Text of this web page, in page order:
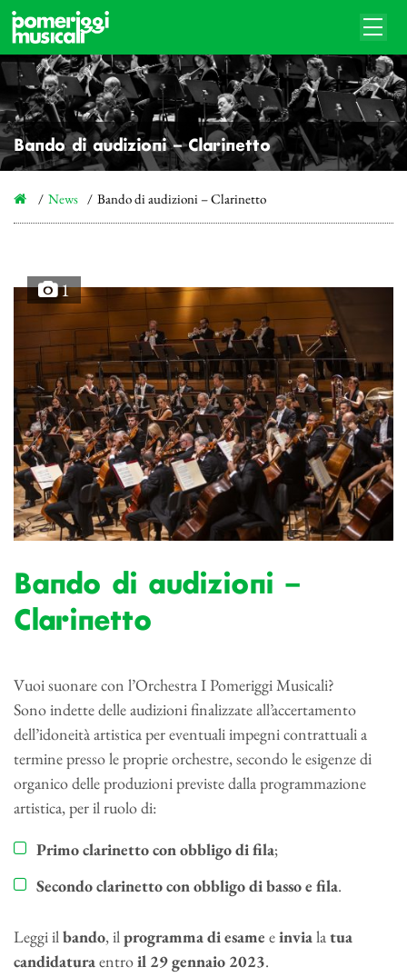
Bando di audizioni – Clarinetto
News Bando di audizioni – Clarinetto
1
Bando di audizioni –
Clarinetto
Vuoi suonare con l’Orchestra I Pomeriggi Musicali?
Sono indette delle audizioni finalizzate all’accertamento
dell’idoneità artistica per eventuali impegni contrattuali a
termine presso le proprie orchestre, secondo le esigenze di
organico delle produzioni previste dalla programmazione
artistica, per il ruolo di:
Primo clarinetto con obbligo di fila;
Secondo clarinetto con obbligo di basso e fila.
Leggi ilbando, ilprogrammadiesame einvialatua
candidaturaentroil 29 gennaio 2023.